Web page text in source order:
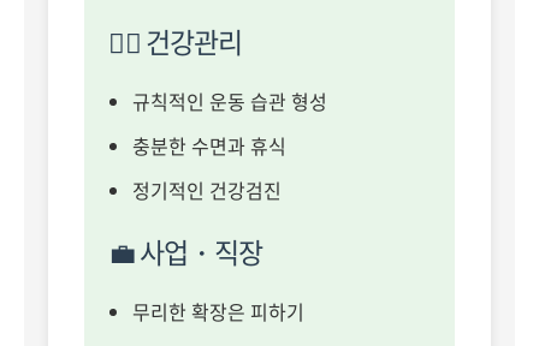
🏃‍♂️ 건강관리
규칙적인 운동 습관 형성
충분한 수면과 휴식
정기적인 건강검진
💼 사업・직장
무리한 확장은 피하기